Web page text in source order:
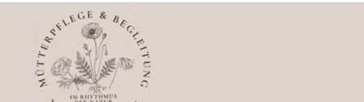
Footer